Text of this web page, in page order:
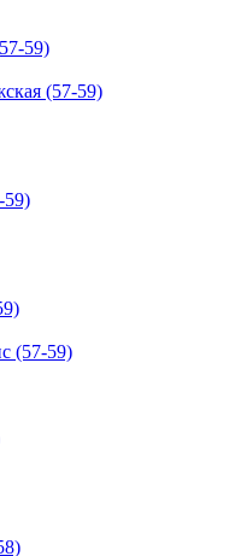
(57-59)
59)
(57-59)